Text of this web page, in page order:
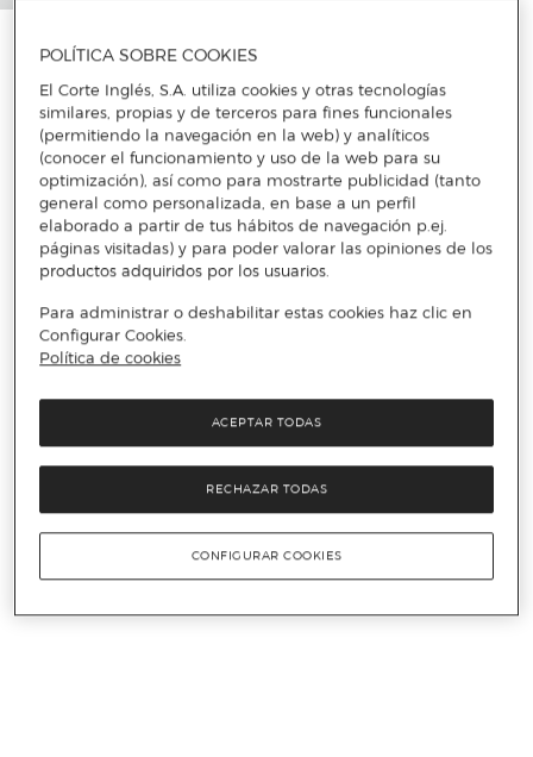
POLÍTICA SOBRE COOKIES
El Corte Inglés, S.A. utiliza cookies y otras tecnologías
similares, propias y de terceros para fines funcionales
(permitiendo la navegación en la web) y analíticos
(conocer el funcionamiento y uso de la web para su
optimización), así como para mostrarte publicidad (tanto
general como personalizada, en base a un perfil
elaborado a partir de tus hábitos de navegación p.ej.
páginas visitadas) y para poder valorar las opiniones de los
productos adquiridos por los usuarios.
Para administrar o deshabilitar estas cookies haz clic en
Configurar Cookies.
Política de cookies
RECHAZAR TODAS
ACEPTAR TODAS
CONFIGURAR COOKIES